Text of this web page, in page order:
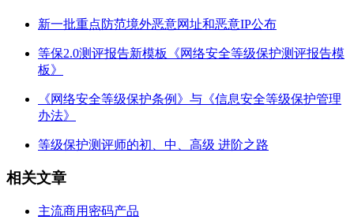
新一批重点防范境外恶意网址和恶意IP公布
等保2.0测评报告新模板《网络安全等级保护测评报告模
板》
《网络安全等级保护条例》与《信息安全等级保护管理
办法》
等级保护测评师的初、中、高级 进阶之路
相关文章
主流商用密码产品